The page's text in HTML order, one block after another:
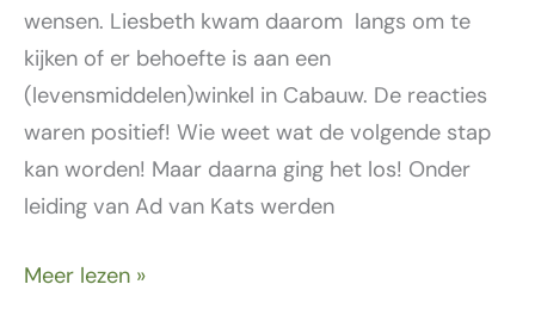
wensen. Liesbeth kwam daarom langs om te
kijken of er behoefte is aan een
(levensmiddelen)winkel in Cabauw. De reacties
waren positief! Wie weet wat de volgende stap
kan worden! Maar daarna ging het los! Onder
leiding van Ad van Kats werden
Meer lezen »